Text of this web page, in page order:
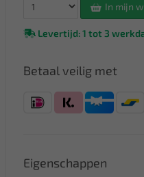
In mijn
Levertijd: 1 tot 3
Betaal veilig met
Eigenschappen